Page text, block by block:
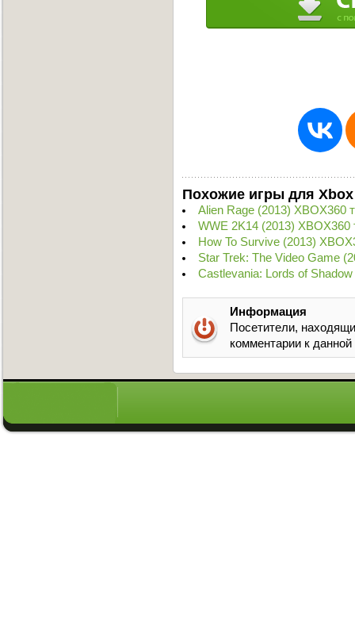
Похожие игры для Xbox
Alien Rage (2013) XBOX360
WWE 2K14 (2013) XBOX360
How To Survive (2013)
Star Trek: The Video Game
Castlevania: Lords of
Информация
Посетители,
комментарии к